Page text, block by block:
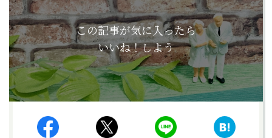
この記事が気に入ったら
いいね！しよう